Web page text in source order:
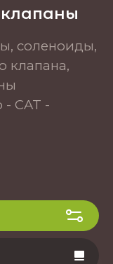
соленоиды,
клапана,
CAT -